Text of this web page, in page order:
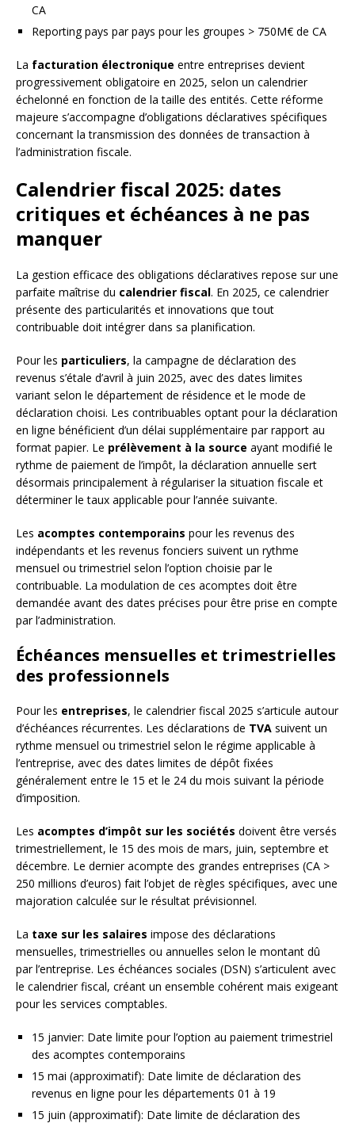
CA
Reporting pays par pays pour les groupes > 750M€ de CA
La facturation électronique entre entreprises devient
progressivement obligatoire en 2025, selon un calendrier
échelonné en fonction de la taille des entités. Cette réforme
majeure s’accompagne d’obligations déclaratives spécifiques
concernant la transmission des données de transaction à
l’administration fiscale.
Calendrier fiscal 2025: dates
critiques et échéances à ne pas
manquer
La gestion efficace des obligations déclaratives repose sur une
parfaite maîtrise du calendrier fiscal. En 2025, ce calendrier
présente des particularités et innovations que tout
contribuable doit intégrer dans sa planification.
Pour les particuliers, la campagne de déclaration des
revenus s’étale d’avril à juin 2025, avec des dates limites
variant selon le département de résidence et le mode de
déclaration choisi. Les contribuables optant pour la déclaration
en ligne bénéficient d’un délai supplémentaire par rapport au
format papier. Le prélèvement à la source ayant modifié le
rythme de paiement de l’impôt, la déclaration annuelle sert
désormais principalement à régulariser la situation fiscale et
déterminer le taux applicable pour l’année suivante.
Les acomptes contemporains pour les revenus des
indépendants et les revenus fonciers suivent un rythme
mensuel ou trimestriel selon l’option choisie par le
contribuable. La modulation de ces acomptes doit être
demandée avant des dates précises pour être prise en compte
par l’administration.
Échéances mensuelles et trimestrielles
des professionnels
Pour les entreprises, le calendrier fiscal 2025 s’articule autour
d’échéances récurrentes. Les déclarations de TVA suivent un
rythme mensuel ou trimestriel selon le régime applicable à
l’entreprise, avec des dates limites de dépôt fixées
généralement entre le 15 et le 24 du mois suivant la période
d’imposition.
Les acomptes d’impôt sur les sociétés doivent être versés
trimestriellement, le 15 des mois de mars, juin, septembre et
décembre. Le dernier acompte des grandes entreprises (CA >
250 millions d’euros) fait l’objet de règles spécifiques, avec une
majoration calculée sur le résultat prévisionnel.
La taxe sur les salaires impose des déclarations
mensuelles, trimestrielles ou annuelles selon le montant dû
par l’entreprise. Les échéances sociales (DSN) s’articulent avec
le calendrier fiscal, créant un ensemble cohérent mais exigeant
pour les services comptables.
15 janvier: Date limite pour l’option au paiement trimestriel
des acomptes contemporains
15 mai (approximatif): Date limite de déclaration des
revenus en ligne pour les départements 01 à 19
15 juin (approximatif): Date limite de déclaration des